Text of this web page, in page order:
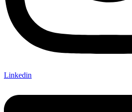
Linkedin